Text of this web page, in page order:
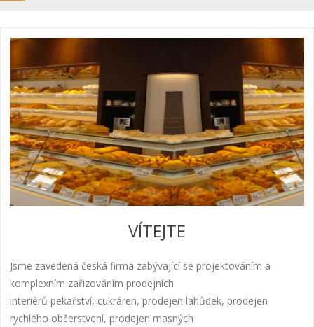
VÍTEJTE
Jsme zavedená česká firma zabývající se projektováním a
komplexním zařizováním prodejních
interiérů pekařství, cukráren, prodejen lahůdek, prodejen
rychlého občerstvení, prodejen masných